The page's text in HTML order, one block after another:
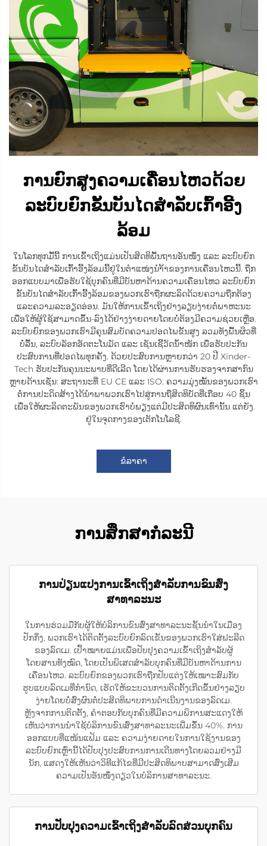
ການຍົກສູງຄວາມເຄື່ອນໄຫວດ້ວຍ
ລະບົບຍົກຂັ້ນບັນໄດສຳລັບເກົ້າອີ້ງ
ລ້ອມ
ໃນໂລກທຸກມື້ນີ້ ການເຂົ້າເຖິງແມ່ນເປັນສິດທິພື້ນຖານອັນໜຶ່ງ ແລະ ລະບົບຍົກ
ຂັ້ນບັນໄດສຳລັບເກົ້າອີ້ງລ້ອມນີ້ຢູ່ໃນຕຳແໜ່ງນຳ້້າຂອງການເຄື່ອນໄຫວນີ້. ຖືກ
ອອກແບບມາເພື່ອຮັບໃຊ້ບຸກຄົນທີ່ມີບັນຫາດ້ານຄວາມເຄື່ອນໄຫວ ລະບົບຍົກ
ຂັ້ນບັນໄດສຳລັບເກົ້າອີ້ງລ້ອມຂອງພວກເຮົາຖືກຜະລິດດ້ວຍຄວາມຖືກຕ້ອງ
ແລະຄວາມລະອຽດອ່ອນ. ມັນໃຫ້ການເຂົ້າເຖິງຢ່າງລຽບງ່າຍຕໍ່ພາຫະນະ
ເພື່ອໃຫ້ຜູ້ໃຊ້ສາມາດຂຶ້ນ-ລົງໄດ້ຢ່າງງ່າຍດາຍໂດຍບໍ່ຕ້ອງມີຄວາມຊ່ວຍເຫຼືອ.
ລະບົບຍົກຂອງພວກເຮົາມີຄຸນສົມບັດຄວາມປອດໄພຂັ້ນສູງ ລວມທັງພື້ນຜິວທີ່
ບໍ່ລື້ນ, ລະບົບລັອກອັດຕະໂນມັດ ແລະ ເຊັນເຊີ້ວັດນ້ຳໜັກ ເພື່ອຮັບປະກັນ
ປະສົບການທີ່ປອດໄພທຸກຄັ້ງ. ດ້ວຍປະສົບການຫຼາຍກວ່າ 20 ປີ Xinder-
Tech ຮັບປະກັນຄຸນນະພາບທີ່ດີເລີດ ໂດຍໄດ້ຜ່ານການຮັບຮອງຈາກສາກົນ
ຫຼາຍດ້ານເຊັ່ນ: ສະຖານະທີ່ EU CE ແລະ ISO. ຄວາມມຸ່ງໝັ້ນຂອງພວກເຮົາ
ຕໍ່ການປະດິດສ້າງໄດ້ນຳພາພວກເຮົາໄປສູ່ການຖືສິດທິບັດທີ່ເກືອບ 40 ຊິ້ນ
ເພື່ອໃຫ້ຜະລິດຕະພັນຂອງພວກເຮົາບໍ່ພຽງແຕ່ມີປະສິດທິຜົນເທົ່ານັ້ນ ແຕ່ຍັງ
ຢູ່ໃນຈຸດກາງຂອງເຕັກໂນໂລຊີ.
ຂໍລາຄາ
ການສຶກສາກໍລະນີ
ການປ່ຽນແປງການເຂົ້າເຖິງສຳລັບການຂົນສົ່ງ
ສາທາລະນະ
ໃນການຮ່ວມມືກັບຜູ້ໃຫ້ບໍລິການຂົນສົ່ງສາທາລະນະຊັ້ນນຳໃນເມືອງ
ປັກກິ່ງ, ພວກເຮົາໄດ້ຕິດຕັ້ງລະບົບຍົກລົດເຂັ້ນຂອງພວກເຮົາໃສ່ຟະລີດ
ຂອງລົດເມ. ເປົ້າໝາຍແມ່ນເພື່ອປັບປຸງຄວາມເຂົ້າເຖິງສຳລັບຜູ້
ໂດຍສານທັງໝົດ, ໂດຍເປັນພິເສດສຳລັບບຸກຄົນທີ່ມີບັນຫາດ້ານການ
ເຄື່ອນໄຫວ. ລະບົບຍົກຂອງພວກເຮົາຖືກປັບແຕ່ງໃຫ້ເໝາະສົມກັບ
ຮູບແບບລົດເມທີ່ກຳນົດ, ເຮັດໃຫ້ຂະບວນການຕິດຕັ້ງເກີດຂຶ້ນຢ່າງລຽບ
ງ່າຍໂດຍບໍ່ສົ່ງຜົນຕໍ່ປະສິດທິພາບການດຳເນີນງານຂອງລົດເມ.
ຫຼັງຈາກການຕິດຕັ້ງ, ຄຳຕອບກັບບຸກຄົນທີ່ມີຄວາມພິການສະແດງໃຫ້
ເຫັນວ່າການນຳໃຊ້ບໍລິການຂົນສົ່ງສາທາລະນະເພີ່ມຂຶ້ນ 40%. ການ
ອອກແບບທີ່ແໜ້ນແຟ້ມ ແລະ ຄວາມງ່າຍດາຍໃນການໃຊ້ງານຂອງ
ລະບົບຍົກເຫຼົ່ານີ້ໄດ້ປັບປຸງປະສົບການການເດີນທາງໂດຍລວມຢ່າງມີ
ນັກ, ແສດງໃຫ້ເຫັນວ່າວິທີແກ້ໄຂທີ່ມີປະສິດທິພາບສາມາດສົ່ງເສີມ
ຄວາມເປັນອັນໜຶ່ງດຽວໃນບໍລິການສາທາລະນະ.
ການປັບປຸງຄວາມເຂົ້າເຖິງສຳລັບລົດສ່ວນບຸກຄົນ